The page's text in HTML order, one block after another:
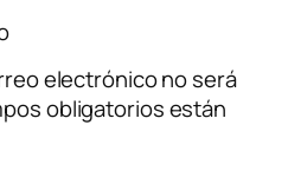
electrónico no será
obligatorios están